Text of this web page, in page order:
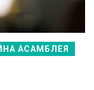
АСАМБЛЕЯ